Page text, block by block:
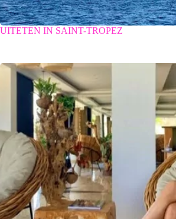
UITETEN IN SAINT-TROPEZ